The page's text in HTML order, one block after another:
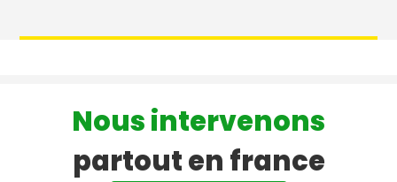
Nous intervenons
partout en france